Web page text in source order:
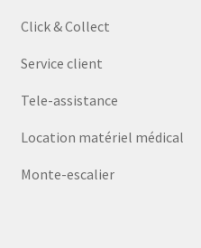
Click & Collect
Service client
Tele-assistance
Location matériel médical
Monte-escalier